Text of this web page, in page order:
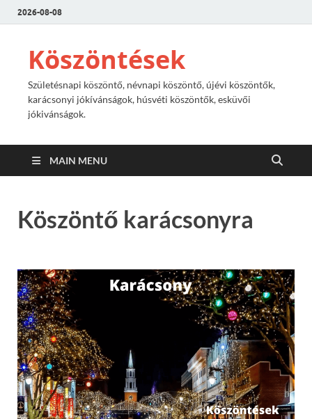
2026-08-08
Köszöntések
Születésnapi köszöntő, névnapi köszöntő, újévi köszöntők,
karácsonyi jókívánságok, húsvéti köszöntők, esküvői
jókivánságok.
MAIN MENU
Köszöntő karácsonyra